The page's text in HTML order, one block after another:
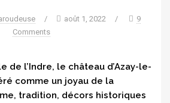
/ août 1, 2022 /
9
Comments
de l’Indre, le château d’Azay-le-
comme un joyau de la
tradition, décors historiques